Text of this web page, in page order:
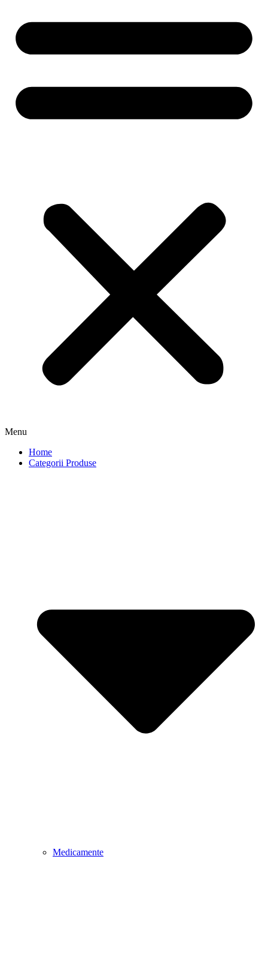
Menu
Home
Categorii Produse
Medicamente